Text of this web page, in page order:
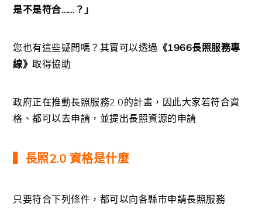
是不是符合……？」
您也有這些疑問嗎？其實可以透過 《1966長照服務專
線》取得協助
政府正在推動長照服務2.0的計畫，因此大家若符合資
格、都可以去申請，並提出長照資源的申請
▍長照2.0 資格是什麼
只要符合下列條件，都可以向各縣市申請長照服務